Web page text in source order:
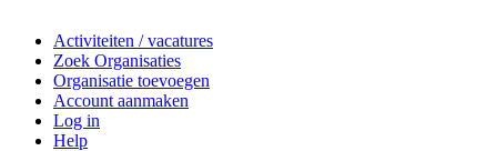
Activiteiten / vacatures
Zoek Organisaties
Organisatie toevoegen
Account aanmaken
Log in
Help